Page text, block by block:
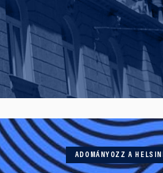
ADOMÁNYOZZ A